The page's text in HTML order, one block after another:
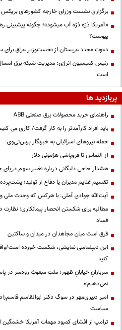
برگزاری نشست وزرای خارجه کشورهای بریکس
«آمریکا ذرّه ذرّه آب میشود»؛ چگونه پیشبینی
پیوست؟
دعوت مجدد عربستان از نخست‌وزیر عراق برای
رئیس کمیسیون انرژی: مدیریت شبکه برق
است
پربازدید ها
راهنمای خرید محصولات برق صنعتی ABB
باید افراد کارآمدتر را به کار گرفت/ کاری
حمله نیروهای اسرائیلی به خبرنگار پرس‌تی‌وی
از التماس تا فروپاشی هژمونی دلار
هشدار حاجی دلیگانی درباره تغییر سهم دریای
تقسیم غنایم مدیران یا دفاع از تولید؛
آیت‌الله جوادی آملی: با هرکس که وحدت ملی و
مطالبه برای شکستن انحصار پیمانکاری؛ نظارت
فساد
فرق است میان مجاهدان در میدان و ساکتین
این دیپلماسی نمایشی، شکست خورده است/
کنید
سربازانِ خیابانِ ظهور؛ ملتِ مبعوثِ رودسر در
نمی‌دهیم»
امیر دبیری‌مهر در سوگ دکتر ابوالقاسم
سیاست
ترامپ از افشای کمبود مهمات آمریکا